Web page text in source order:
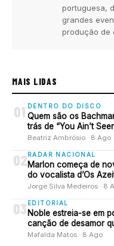
portuguesa,
grandes
produção de
MAIS LIDAS
01 DENTRO DO DISCO
Quem são os
trás de “You Ain’t
Beatriz Ambrósio · 8 Ago
02 RADAR NACIONAL
Marlon começa de
do vocalista d’Os
Jorge Silva Medeiros · 8
03 EDITORIAL
Noble estreia-se em
canção de desamor
Mafalda Matos · 8 Ago